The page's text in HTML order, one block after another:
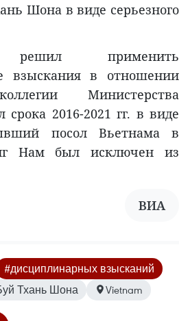
Шона в виде серьезного
решил применить
взыскания в отношении
Министерства
срока 2016-2021 гг. в виде
посол Вьетнама в
Нам был исключен из
ВИА
#дисциплинарных взысканий
Тхань Шона Vietnam